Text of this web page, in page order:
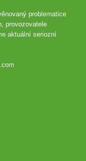
problematice
provozovatele
aktuální seriozní